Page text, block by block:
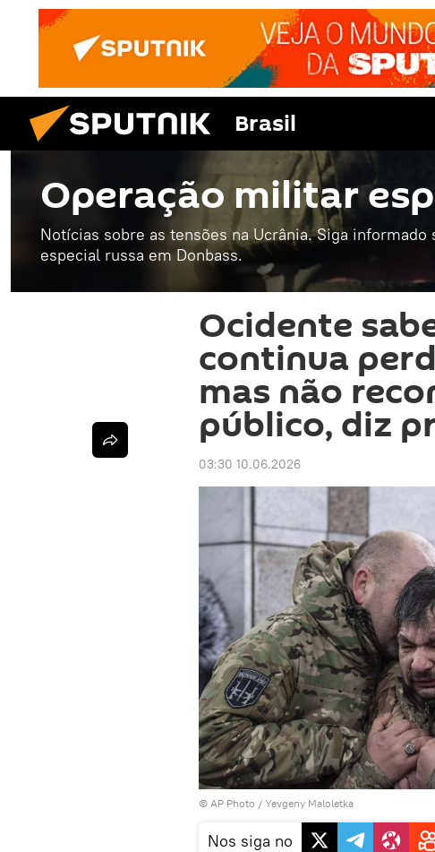
Brasil
Operação militar
Notícias sobre as tensões na Ucrânia. Siga
especial russa em Donbass.
Ocidente
continua
mas não
público, diz
03:30 10.06.2026
© AP Photo / Yevgeny Maloletka
Nos siga no